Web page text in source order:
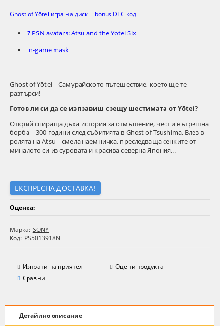
Ghost of Yōtei игра на диск + bonus DLC код
7 PSN avatars: Atsu and the Yotei Six
In-game mask
Ghost of Yōtei – Самурайското пътешествие, което ще те
разтърси!
Готов ли си да се изправиш срещу шестимата от Yōtei?
Открий спираща дъха история за отмъщение, чест и вътрешна
борба – 300 години след събитията в Ghost of Tsushima. Влез в
ролята на Atsu – смела наемничка, преследваща сенките от
миналото си из суровата и красива северна Япония...
ЕКСПРЕСНА ДОСТАВКА!
Оценка:
Марка: SONY
Код: PS5013918N
Изпрати на приятел
Оцени продукта
Сравни
Детайлно описание